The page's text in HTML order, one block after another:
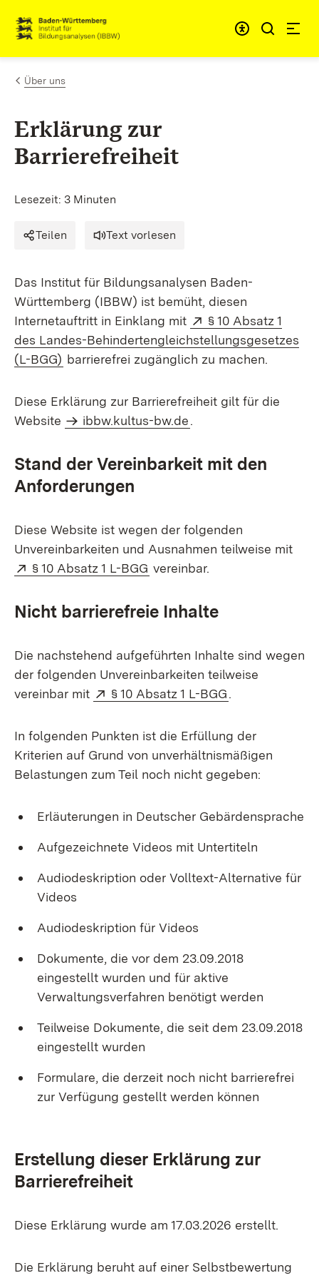
Zum Inhalt springen
Link zur Startseite
Über uns
Erklärung zur
Barrierefreiheit
Lesezeit: 3 Minuten
Teilen Text vorlesen
Das Institut für Bildungsanalysen Baden-
Württemberg (IBBW) ist bemüht, diesen
Internetauftritt in Einklang mit
Extern:
§ 10 Absatz 1
des Landes-Behindertengleichstellungsgesetzes
(L-BGG) (Öffnet in neuem Fenster)
barrierefrei zugänglich zu machen.
Diese Erklärung zur Barrierefreiheit gilt für die
Website
ibbw.kultus-bw.de.
Stand der Vereinbarkeit mit den
Anforderungen
Diese Website ist wegen der folgenden
Unvereinbarkeiten und Ausnahmen teilweise mit
Extern:
§ 10 Absatz 1 L-BGG (Öffnet in neuem Fenster)
vereinbar.
Nicht barrierefreie Inhalte
Die nachstehend aufgeführten Inhalte sind wegen
der folgenden Unvereinbarkeiten teilweise
vereinbar mit
Extern:
§ 10 Absatz 1 L-BGG.
In folgenden Punkten ist die Erfüllung der
Kriterien auf Grund von unverhältnismäßigen
Belastungen zum Teil noch nicht gegeben:
Erläuterungen in Deutscher Gebärdensprache
Aufgezeichnete Videos mit Untertiteln
Audiodeskription oder Volltext-Alternative für
Videos
Audiodeskription für Videos
Dokumente, die vor dem 23.09.2018
eingestellt wurden und für aktive
Verwaltungsverfahren benötigt werden
Teilweise Dokumente, die seit dem 23.09.2018
eingestellt wurden
Formulare, die derzeit noch nicht barrierefrei
zur Verfügung gestellt werden können
Erstellung dieser Erklärung zur
Barrierefreiheit
Diese Erklärung wurde am 17.03.2026 erstellt.
Die Erklärung beruht auf einer Selbstbewertung